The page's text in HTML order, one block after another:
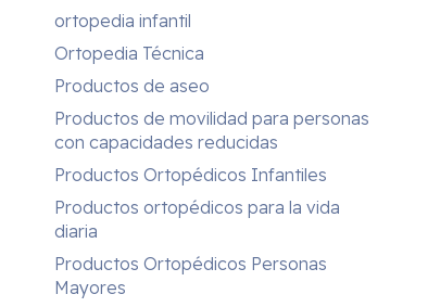
ortopedia infantil
Ortopedia Técnica
Productos de aseo
Productos de movilidad para personas
con capacidades reducidas
Productos Ortopédicos Infantiles
Productos ortopédicos para la vida
diaria
Productos Ortopédicos Personas
Mayores